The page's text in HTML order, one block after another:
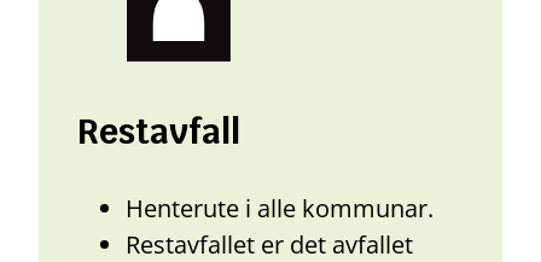
Restavfall
Henterute i alle kommunar.
Restavfallet er det avfallet